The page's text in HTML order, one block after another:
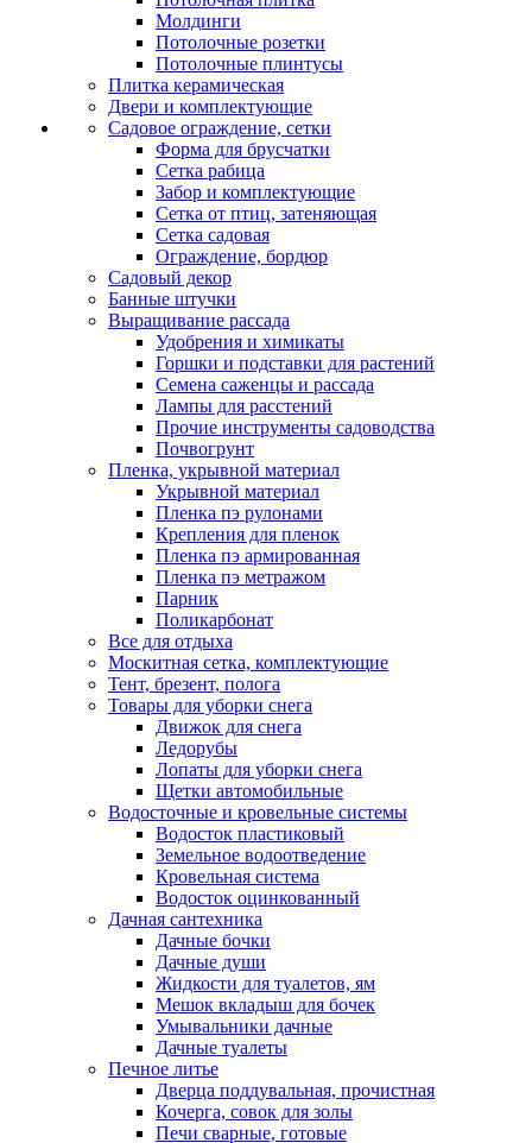
Молдинги
Потолочные розетки
Потолочные плинтусы
Плитка керамическая
Двери и комплектующие
Садовое ограждение, сетки
Форма для брусчатки
Сетка рабица
Забор и комплектующие
Сетка от птиц, затеняющая
Сетка садовая
Ограждение, бордюр
Садовый декор
Банные штучки
Выращивание рассада
Удобрения и химикаты
Горшки и подставки для растений
Семена саженцы и рассада
Лампы для расстений
Прочие инструменты садоводства
Почвогрунт
Пленка, укрывной материал
Укрывной материал
Пленка пэ рулонами
Крепления для пленок
Пленка пэ армированная
Пленка пэ метражом
Парник
Поликарбонат
Все для отдыха
Москитная сетка, комплектующие
Тент, брезент, полога
Товары для уборки снега
Движок для снега
Ледорубы
Лопаты для уборки снега
Щетки автомобильные
Водосточные и кровельные системы
Водосток пластиковый
Земельное водоотведение
Кровельная система
Водосток оцинкованный
Дачная сантехника
Дачные бочки
Дачные души
Жидкости для туалетов, ям
Мешок вкладыш для бочек
Умывальники дачные
Дачные туалеты
Печное литье
Дверца поддувальная, прочистная
Кочерга, совок для золы
Печи сварные, готовые